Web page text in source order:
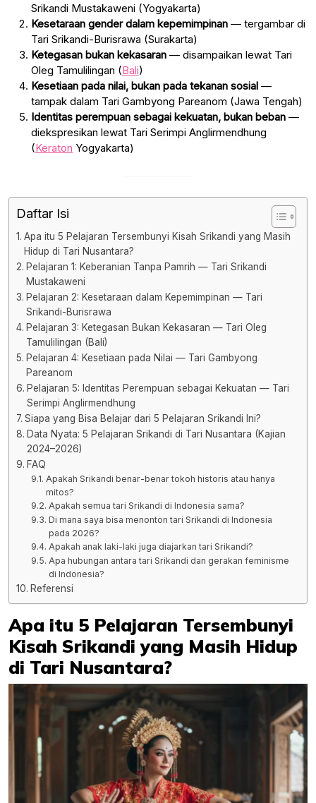
Srikandi Mustakaweni (Yogyakarta)
Kesetaraan gender dalam kepemimpinan — tergambar di
Tari Srikandi-Burisrawa (Surakarta)
Ketegasan bukan kekasaran — disampaikan lewat Tari
Oleg Tamulilingan (Bali)
Kesetiaan pada nilai, bukan pada tekanan sosial —
tampak dalam Tari Gambyong Pareanom (Jawa Tengah)
Identitas perempuan sebagai kekuatan, bukan beban —
diekspresikan lewat Tari Serimpi Anglirmendhung
(Keraton Yogyakarta)
Daftar Isi
Apa itu 5 Pelajaran Tersembunyi Kisah Srikandi yang Masih
Hidup di Tari Nusantara?
Pelajaran 1: Keberanian Tanpa Pamrih — Tari Srikandi
Mustakaweni
Pelajaran 2: Kesetaraan dalam Kepemimpinan — Tari
Srikandi-Burisrawa
Pelajaran 3: Ketegasan Bukan Kekasaran — Tari Oleg
Tamulilingan (Bali)
Pelajaran 4: Kesetiaan pada Nilai — Tari Gambyong
Pareanom
Pelajaran 5: Identitas Perempuan sebagai Kekuatan — Tari
Serimpi Anglirmendhung
Siapa yang Bisa Belajar dari 5 Pelajaran Srikandi Ini?
Data Nyata: 5 Pelajaran Srikandi di Tari Nusantara (Kajian
2024–2026)
FAQ
Apakah Srikandi benar-benar tokoh historis atau hanya
mitos?
Apakah semua tari Srikandi di Indonesia sama?
Di mana saya bisa menonton tari Srikandi di Indonesia
pada 2026?
Apakah anak laki-laki juga diajarkan tari Srikandi?
Apa hubungan antara tari Srikandi dan gerakan feminisme
di Indonesia?
Referensi
Apa itu 5 Pelajaran Tersembunyi
Kisah Srikandi yang Masih Hidup
di Tari Nusantara?